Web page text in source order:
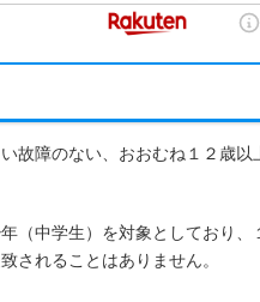
故障のない、おおむね１２歳
（中学生）を対象としており
されることはありません。